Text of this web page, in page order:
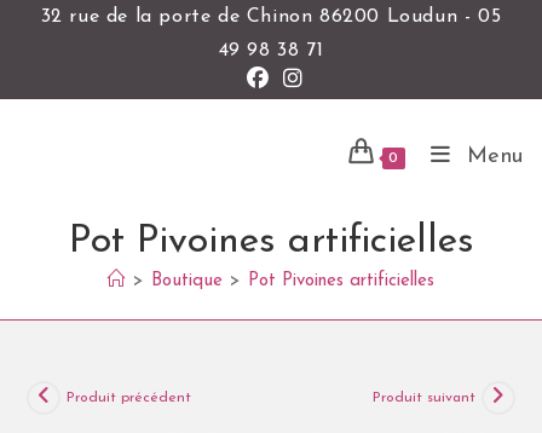
32 rue de la porte de Chinon 86200 Loudun - 05
49 98 38 71
0 Menu
Pot Pivoines artificielles
> Boutique > Pot Pivoines artificielles
Produit précédent Produit suivant